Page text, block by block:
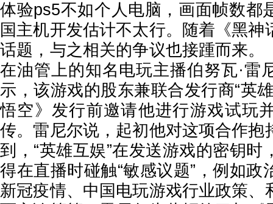
体验ps5不如个人电脑，画面帧数都
国主机开发估计不太行。随着《黑神
话题，与之相关的争议也接踵而来。
在油管上的知名电玩主播伯努瓦·雷
示，该游戏的股东兼联合发行商“英
悟空》发行前邀请他进行游戏试玩
传。雷尼尔说，起初他对这项合作抱
到，“英雄互娱”在发送游戏的密钥时
得在直播时碰触“敏感议题”，例如政
新冠疫情、中国电玩游戏行业政策、